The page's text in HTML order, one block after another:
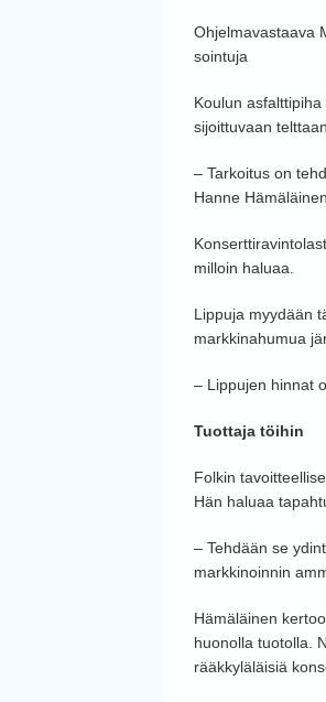
Ohjelmavastaava
sointuja
Koulun
sijoittuvaan
– Tarkoitus on
Hanne
milloin haluaa.
Lippuja myydään
markkinahumua
– Lippujen hinnat
Tuottaja töihin
Folkin
Hän haluaa
– Tehdään se
markkinoinnin
Hämäläinen
huonolla tuotolla.
rääkkyläläisiä